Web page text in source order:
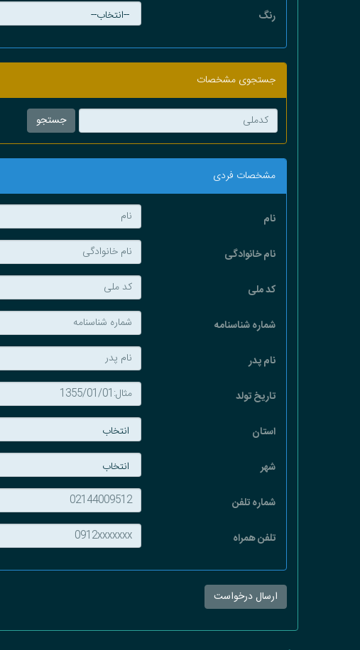
رنگ
جستجوی مشخصات
مشخصات فردی
نام
نام خانوادگی
کد ملی
شماره شناسنامه
نام پدر
تاریخ تولد
استان
شهر
شماره تلفن
تلفن همراه